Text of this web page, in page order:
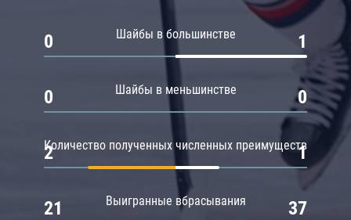
Шайбы в большинстве
0 1
Шайбы в меньшинстве
0 0
Количество полученных численных преимуществ
2 1
Выигранные вбрасывания
21 37